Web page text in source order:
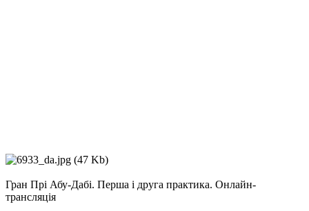
Гран Прі Абу-Дабі. Перша і друга практика. Онлайн-
трансляція